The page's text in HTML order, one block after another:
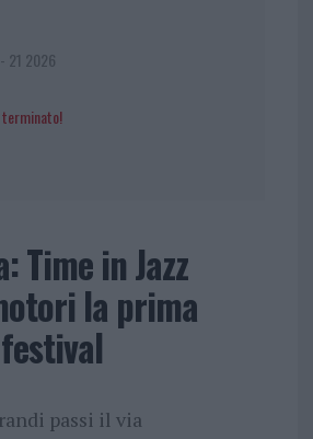
21 2026
terminato!
Time in Jazz
la prima
passi il via